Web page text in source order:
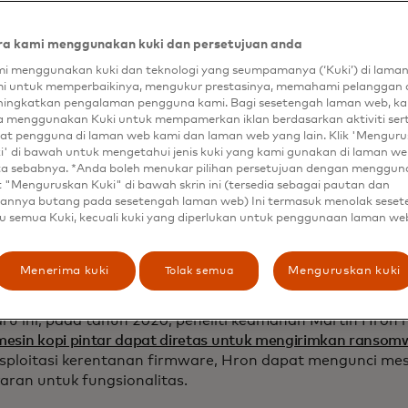
kita mempercayai peralatan pintar
tahun terakhir, peralatan pintar semakin
di rumah Anda terhubung ke Wi-Fi dan dapat
memesan bahan makanan baru, atau
Anda di pagi hari. Meskipun peralatan pintar
penjahat siber dapat menggunakannya sebagai
informasi tentang kehidupan Anda. Sebagai
menemukan kerentanan pada kulkas pintaryang
mencegat login email. Melalui kerentanan, peretas
pengguna tetapi juga akun terhubung lainnya.
kulkas pintar - apa pun yang terhubung ke internet
ini, pada tahun 2020, peneliti keamanan Martin Hron
kopi pintar dapat diretas untuk mengirimkan
kerentanan firmware, Hron dapat mengunci
untuk fungsionalitas.
kami menggunakan kuki dan persetujuan anda
menggunakan kuki dan teknologi yang seumpamanya (‘Kuki’) di
untuk memperbaikinya, mengukur prestasinya, memahami pelanggan
pengalaman pengguna kami. Bagi sesetengah laman web,
menggunakan Kuki untuk mempamerkan iklan berdasarkan aktiviti
pengguna di laman web kami dan laman web yang lain. Klik
di bawah untuk mengetahui jenis kuki yang kami gunakan di laman
sebabnya. *Anda boleh menukar pilihan persetujuan dengan
"Menguruskan Kuki" di bawah skrin ini (tersedia sebagai pautan dan
butang pada sesetengah laman web) Ini termasuk menolak
semua Kuki, kecuali kuki yang diperlukan untuk penggunaan laman
Menerima kuki Tolak semua Menguruskan kuki